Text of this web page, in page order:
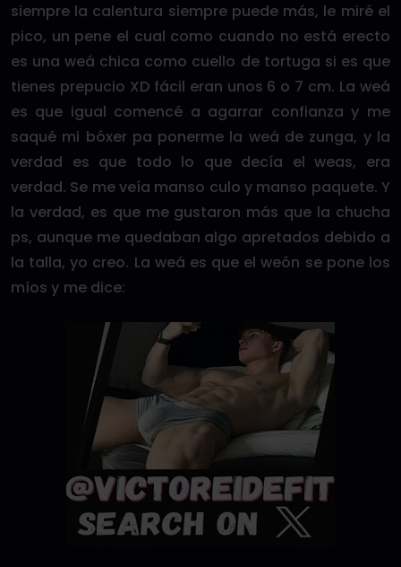
siempre la calentura siempre puede más, le miré el
pico, un pene el cual como cuando no está erecto
es una weá chica como cuello de tortuga si es que
tienes prepucio XD fácil eran unos 6 o 7 cm. La weá
es que igual comencé a agarrar confianza y me
saqué mi bóxer pa ponerme la weá de zunga, y la
verdad es que todo lo que decía el weas, era
verdad. Se me veía manso culo y manso paquete. Y
la verdad, es que me gustaron más que la chucha
ps, aunque me quedaban algo apretados debido a
la talla, yo creo. La weá es que el weón se pone los
míos y me dice: